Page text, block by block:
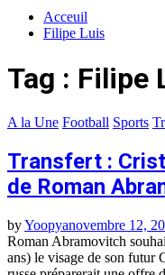
Acceuil
Filipe Luis
Tag : Filipe
A la Une Football Sports
Transfert :
de Roman
byYoopyanovembre 12,
Roman Abramovitch
ans) le visage de son futur